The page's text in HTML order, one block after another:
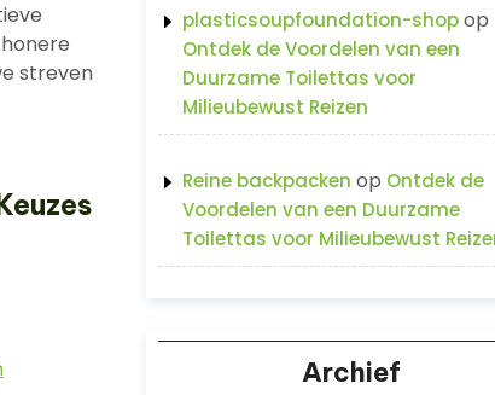
streven
plasticsoupfoundation-shopop
Ontdek de Voordelen van een
Duurzame Toilettas voor
Milieubewust Reizen
Reine backpacken op Ontdek de
Voordelen van een Duurzame
Toilettas voor Milieubewust
Archief